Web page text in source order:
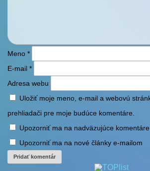
Meno *
E-mail *
Adresa webu
Uložiť moje meno, e-mail a webovú
prehliadači pre moje budúce komentáre.
Upozorniť ma na nadväzujúce komentáre
Upozorniť ma na nové články e-mailom